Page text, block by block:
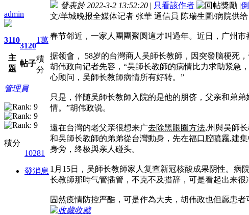
admin
3110
主
題
3120
帖子
1萬
積
分
管理員
積分
10281
發消息
發表於 2022-3-2 13:52:20 | 只看該作者 |
文/羊城晚报全媒体记者 张華 通信員 陈瑞生圖/病院供给
春节邻近，一家人團團聚圆這才叫過年。近日，广州
据领會， 58岁的台灣商人吴師长教師，因突發脑梗死
胡伟政向记者先容，“吴師长教師的病情比力求助紧急
心顾问，吴師长教師病情所有好转。”
只是，伴随吴師长教師入院的是他的朋侪，父亲和弟
情。”胡伟政说。
遠在台灣的老父亲很想来广去除黑眼圈方法,州與吴師
和吴師长教師的弟弟從台灣動身，先在福口腔噴霧,建
身旁，终极與亲人碰头。
1月15日，吴師长教師家人复查新冠核酸成果阴性。病
长教師那時气管插管，不克不及措辞，可是看起出来很
固然疫情防控严酷，可是作為大夫，胡伟政也但愿患
收藏